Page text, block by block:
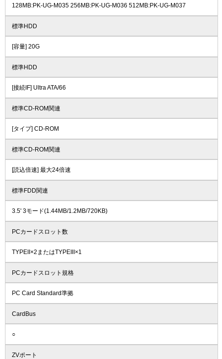
128MB:PK-UG-M035 256MB:PK-UG-M036 512MB:PK-UG-M037
標準HDD
[容量] 20G
標準HDD
[接続IF] Ultra ATA/66
標準CD-ROM関連
[タイプ] CD-ROM
標準CD-ROM関連
[読込倍速] 最大24倍速
標準FDD関連
3.5' 3モード(1.44MB/1.2MB/720KB)
PCカードスロット数
TYPEII×2またはTYPEIII×1
PCカードスロット規格
PC Card Standard準拠
CardBus
○
ZVポート